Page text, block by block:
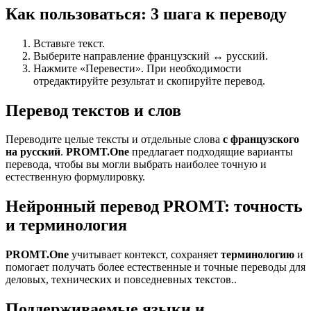
Как пользоваться: 3 шага к переводу
Вставьте текст.
Выберите направление французский ↔ русский.
Нажмите «Перевести». При необходимости
отредактируйте результат и скопируйте перевод.
Перевод текстов и слов
Переводите целые тексты и отдельные слова с французского
на русский. PROMT.One предлагает подходящие варианты
перевода, чтобы вы могли выбрать наиболее точную и
естественную формулировку.
Нейронный перевод PROMT: точность
и терминология
PROMT.One учитывает контекст, сохраняет терминологию и
помогает получать более естественные и точные переводы для
деловых, технических и повседневных текстов..